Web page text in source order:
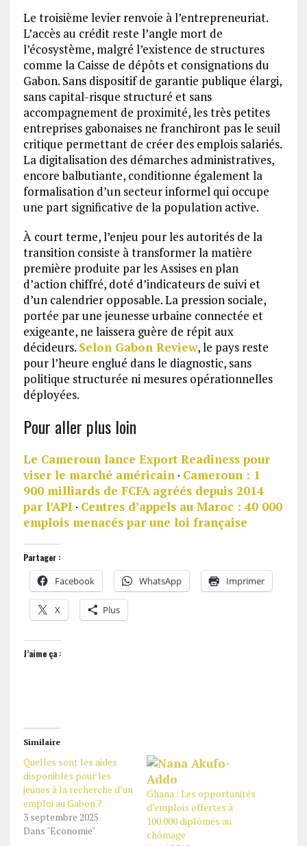
Le troisième levier renvoie à l’entrepreneuriat.
L’accès au crédit reste l’angle mort de
l’écosystème, malgré l’existence de structures
comme la Caisse de dépôts et consignations du
Gabon. Sans dispositif de garantie publique élargi,
sans capital-risque structuré et sans
accompagnement de proximité, les très petites
entreprises gabonaises ne franchiront pas le seuil
critique permettant de créer des emplois salariés.
La digitalisation des démarches administratives,
encore balbutiante, conditionne également la
formalisation d’un secteur informel qui occupe
une part significative de la population active.
À court terme, l’enjeu pour les autorités de la
transition consiste à transformer la matière
première produite par les Assises en plan
d’action chiffré, doté d’indicateurs de suivi et
d’un calendrier opposable. La pression sociale,
portée par une jeunesse urbaine connectée et
exigeante, ne laissera guère de répit aux
décideurs. Selon Gabon Review, le pays reste
pour l’heure englué dans le diagnostic, sans
politique structurée ni mesures opérationnelles
déployées.
Pour aller plus loin
Le Cameroun lance Export Readiness pour
viser le marché américain· Cameroun : 1
900 milliards de FCFA agréés depuis 2014
par l’API · Centres d’appels au Maroc : 40 000
emplois menacés par une loi française
Partager :
Facebook WhatsApp Imprimer
X Plus
J’aime ça :
Similaire
Quelles sont les aides
disponibles pour les
jeunes à la recherche d’un
emploi au Gabon ?
3 septembre 2025
Dans "Economie"
Ghana : Les opportunités
d’emplois offertes à
100.000 diplômés au
chômage